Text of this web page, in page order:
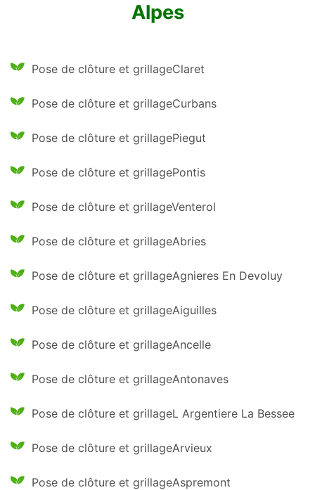
Alpes
Pose de clôture et grillageClaret
Pose de clôture et grillageCurbans
Pose de clôture et grillagePiegut
Pose de clôture et grillagePontis
Pose de clôture et grillageVenterol
Pose de clôture et grillageAbries
Pose de clôture et grillageAgnieres En Devoluy
Pose de clôture et grillageAiguilles
Pose de clôture et grillageAncelle
Pose de clôture et grillageAntonaves
Pose de clôture et grillageL Argentiere La Bessee
Pose de clôture et grillageArvieux
Pose de clôture et grillageAspremont